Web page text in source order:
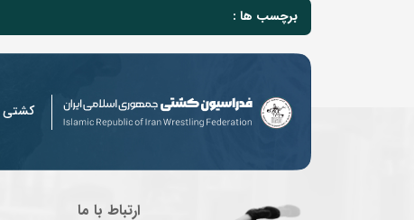
برچسب ها :
کشتی
ارتباط با ما